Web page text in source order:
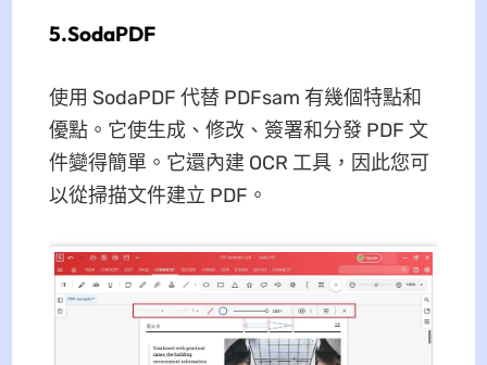
5.SodaPDF
使用 SodaPDF 代替 PDFsam 有幾個特點和
優點。它使生成、修改、簽署和分發 PDF 文
件變得簡單。它還內建 OCR 工具，因此您可
以從掃描文件建立 PDF。